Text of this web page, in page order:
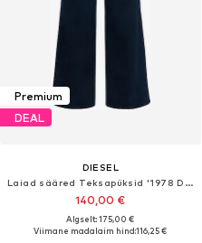
Premium
DEAL
DIESEL
Laiad sääred Teksapüksid '1978 D-AKEMI'
140,00 €
Algselt: 175,00 €
Viimane madalaim hind:116,25 €